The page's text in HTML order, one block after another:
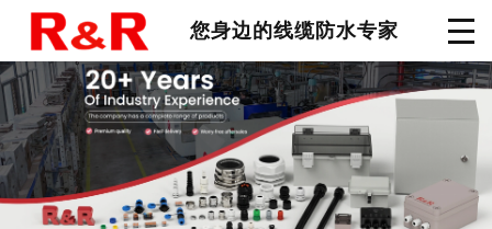
您身边的线缆防水专家